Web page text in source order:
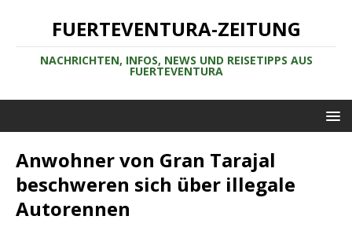
FUERTEVENTURA-ZEITUNG
NACHRICHTEN, INFOS, NEWS UND REISETIPPS AUS
FUERTEVENTURA
Anwohner von Gran Tarajal
beschweren sich über illegale
Autorennen